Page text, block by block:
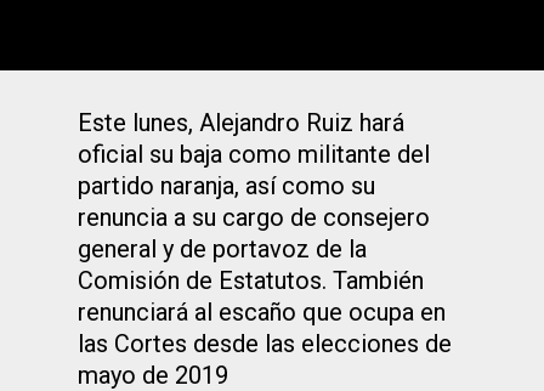
Este lunes, Alejandro Ruiz hará
oficial su baja como militante del
partido naranja, así como su
renuncia a su cargo de consejero
general y de portavoz de la
Comisión de Estatutos. También
renunciará al escaño que ocupa en
las Cortes desde las elecciones de
mayo de 2019